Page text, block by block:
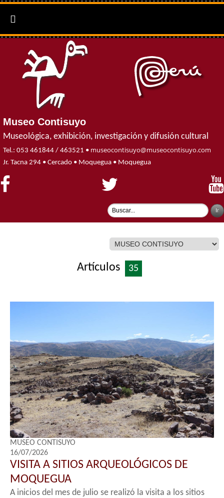

Museo Contisuyo
Museológica, exhibición, investigación y difusión cultural
Tel.: 053 461844 / 463521 • museocontisuyo@museocontisuyo.com
Jr. Tacna 294 • Cercado • Moquegua • Moquegua
Artículos 35
MUSEO CONTISUYO
16/07/2026
VISITA A SITIOS ARQUEOLÓGICOS DE
MOQUEGUA
A inicios del mes de julio se realizó la visita a los sitios